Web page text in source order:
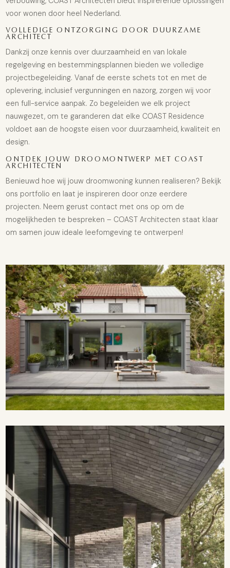
voor wonen door heel Nederland.
VOLLEDIGE ONTZORGING DOOR DUURZAME
ARCHITECT
Dankzij onze kennis over duurzaamheid en van lokale
regelgeving en bestemmingsplannen bieden we volledige
projectbegeleiding. Vanaf de eerste schets tot en met de
oplevering, inclusief vergunningen en nazorg, zorgen wij voor
een full-service aanpak. Zo begeleiden we elk project
nauwgezet, om te garanderen dat elke COAST Residence
voldoet aan de hoogste eisen voor duurzaamheid, kwaliteit en
design.
ONTDEK JOUW DROOMONTWERP MET COAST
ARCHITECTEN
Benieuwd hoe wij jouw droomwoning kunnen realiseren? Bekijk
ons portfolio en laat je inspireren door onze eerdere
projecten. Neem gerust contact met ons op om de
mogelijkheden te bespreken – COAST Architecten staat klaar
om samen jouw ideale leefomgeving te ontwerpen!